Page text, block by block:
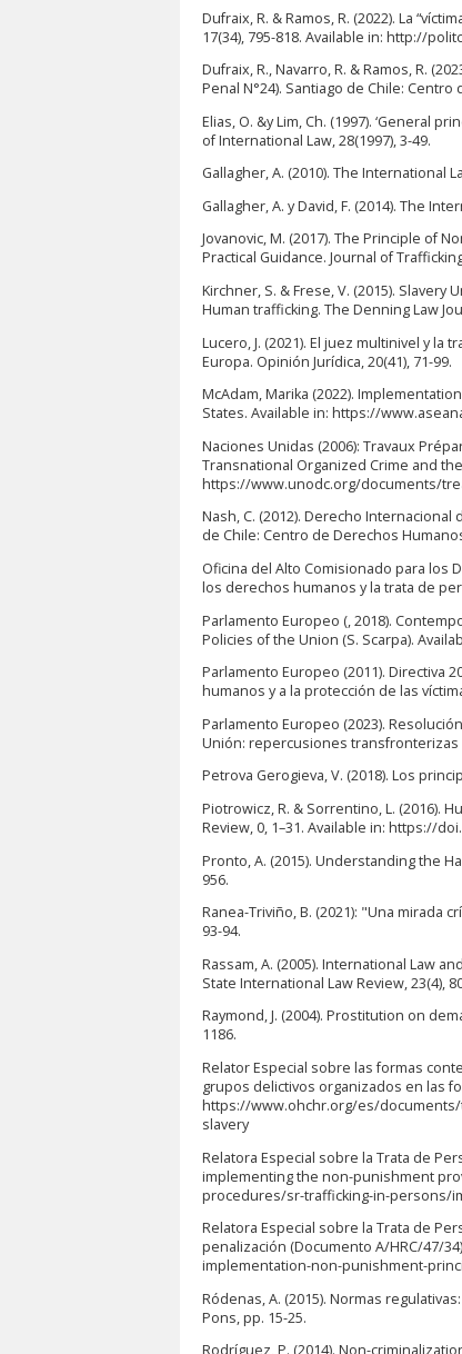
Dufraix, R. & Ramos, R. (2022). La
17(34), 795-818. Available in: http://
Dufraix, R., Navarro, R. & Ramos, R.
Penal N°24). Santiago de Chile:
Elias, O. &y Lim, Ch. (1997). ‘General
of International Law, 28(1997), 3-49.
Gallagher, A. (2010). The International
Gallagher, A. y David, F. (2014). The
Jovanovic, M. (2017). The Principle of
Practical Guidance. Journal of
Kirchner, S. & Frese, V. (2015).
Human trafficking. The Denning Law
Lucero, J. (2021). El juez multinivel y
Europa. Opinión Jurídica, 20(41), 71-99.
McAdam, Marika (2022).
States. Available in: https://
Naciones Unidas (2006): Travaux
Transnational Organized Crime and
https://www.unodc.org/documents/
Nash, C. (2012). Derecho
de Chile: Centro de Derechos
Oficina del Alto Comisionado para los
los derechos humanos y la trata de
Parlamento Europeo (, 2018).
Policies of the Union (S. Scarpa).
Parlamento Europeo (2011). Directiva
humanos y a la protección de las
Parlamento Europeo (2023).
Unión: repercusiones transfronterizas
Petrova Gerogieva, V. (2018). Los
Piotrowicz, R. & Sorrentino, L. (2016).
Review, 0, 1–31. Available in: https://
Pronto, A. (2015). Understanding the
956.
Ranea-Triviño, B. (2021): "Una mirada
93-94.
Rassam, A. (2005). International Law
State International Law Review, 23(4),
Raymond, J. (2004). Prostitution on
1186.
Relator Especial sobre las formas
grupos delictivos organizados en las
https://www.ohchr.org/es/
slavery
Relatora Especial sobre la Trata de
implementing the non-punishment
procedures/sr-trafficking-in-persons/
Relatora Especial sobre la Trata de
penalización (Documento A/HRC/47/
implementation-non-punishment-
Ródenas, A. (2015). Normas
Pons, pp. 15-25.